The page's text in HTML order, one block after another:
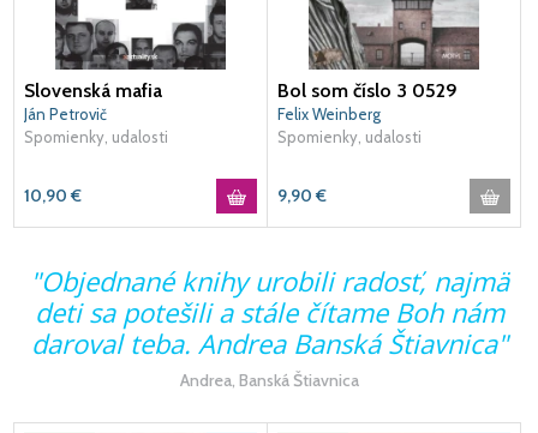
Slovenská mafia
Ján Petrovič
Spomienky, udalosti
10,90 €
Bol som číslo 3 0529
Felix Weinberg
Spomienky, udalosti
9,90 €
"Objednané knihy urobili radosť, najmä
deti sa potešili a stále čítame Boh nám
daroval teba. Andrea Banská Štiavnica"
Andrea, Banská Štiavnica